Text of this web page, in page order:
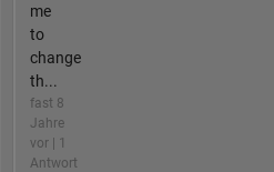
me
to
change
th...
fast 8
Jahre
vor | 1
Antwort